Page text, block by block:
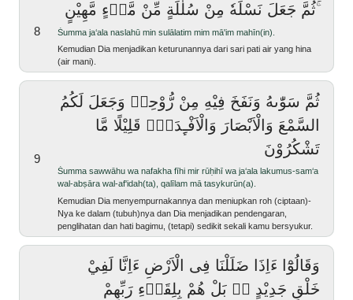
8
ثُمَّ جَعَلَ نَسْلَهٗ مِنْ سُلٰلَةٍ مِّنْ مَّاۤءٍ مَّهِيْنٍ ۚ
Ṡumma ja‘ala naslahū min sulālatim mim mā'im mahīn(in).
kemudian Dia menjadikan keturunannya dari sari pati air yang hina
(air mani).
9
ثُمَّ سَوّٰىهُ وَنَفَخَ فِيْهِ مِنْ رُّوْحِهٖ وَجَعَلَ لَكُمُ
السَّمْعَ وَالْاَبْصَارَ وَالْاَفْـِٕدَةَۗ قَلِيْلًا مَّا
تَشْكُرُوْنَ
Ṡumma sawwāhu wa nafakha fīhi mir rūḥihī wa ja‘ala lakumus-sam‘a
wal-abṣāra wal-af'idah(ta), qalīlam mā tasykurūn(a).
Kemudian Dia menyempurnakannya dan meniupkan roh (ciptaan)-
Nya ke dalam (tubuh)nya dan Dia menjadikan pendengaran,
penglihatan dan hati bagimu, (tetapi) sedikit sekali kamu bersyukur.
وَقَالُوْٓا ءَاِذَا ضَلَلْنَا فِى الْاَرْضِ ءَاِنَّا لَفِيْ
خَلْقٍ جَدِيْدٍ ەۗ بَلْ هُمْ بِلِقَاۤءِ رَبِّهِمْ